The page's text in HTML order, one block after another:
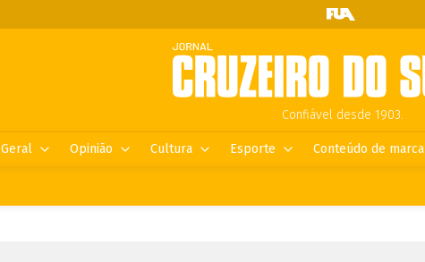
Confiável desde 1903.
Geral Opinião Cultura Esporte Conteúdo de marca